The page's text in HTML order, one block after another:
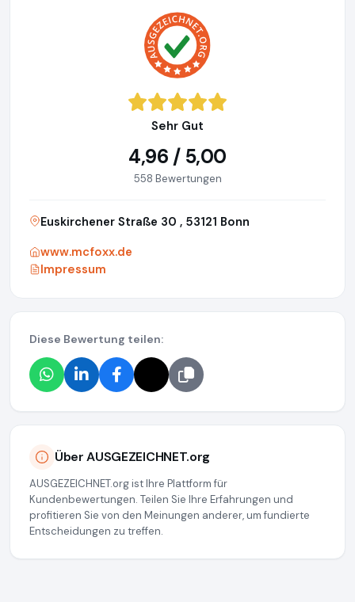
Sehr Gut
4,96 / 5,00
558 Bewertungen
Euskirchener Straße 30 , 53121 Bonn
www.mcfoxx.de
Impressum
Diese Bewertung teilen:
Über AUSGEZEICHNET.org
AUSGEZEICHNET.org ist Ihre Plattform für
Kundenbewertungen. Teilen Sie Ihre Erfahrungen und
profitieren Sie von den Meinungen anderer, um fundierte
Entscheidungen zu treffen.